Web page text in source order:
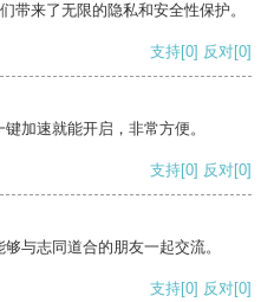
带来了无限的隐私和安全性保护。
支持[0] 反对[0]
加速就能开启，非常方便。
支持[0] 反对[0]
与志同道合的朋友一起交流。
支持[0] 反对[0]